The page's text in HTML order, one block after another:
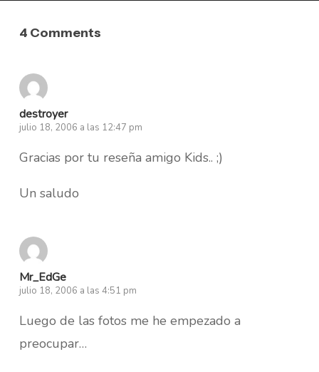
4 Comments
destroyer
julio 18, 2006 a las 12:47 pm
Gracias por tu reseña amigo Kids.. ;)
Un saludo
Mr_EdGe
julio 18, 2006 a las 4:51 pm
Luego de las fotos me he empezado a
preocupar…